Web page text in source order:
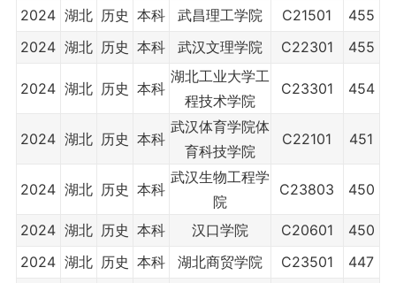
2024 湖北 历史 本科 武昌理工学院 C21501
455
2024 湖北 历史 本科 武汉文理学院 C22301 455
2024 湖北 历史 本科
湖北工业大学工
程技术学院
C23301 454
2024 湖北 历史 本科
武汉体育学院体
育科技学院
C22101 451
2024 湖北 历史 本科
武汉生物工程学
院
C23803 450
2024 湖北 历史 本科 汉口学院 C20601
450
2024 湖北 历史 本科 湖北商贸学院 C23501
447